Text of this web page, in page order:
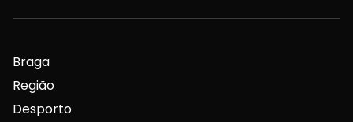
Braga
Região
Desporto